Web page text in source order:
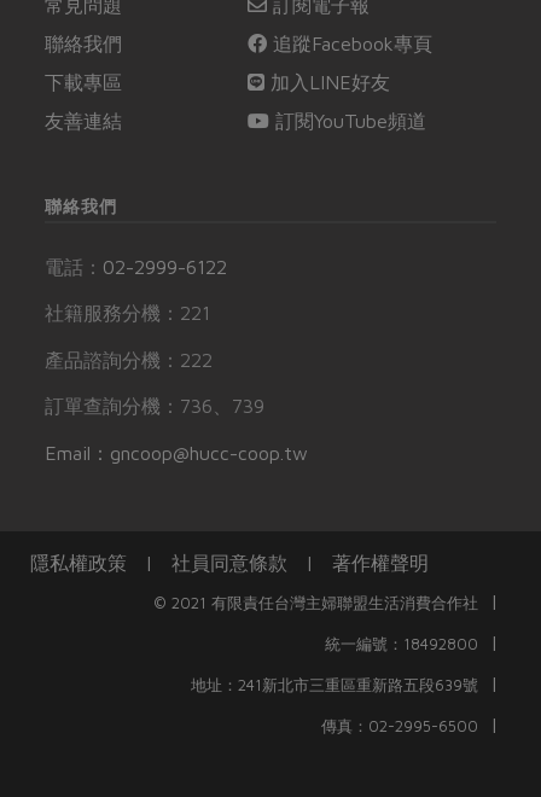
常見問題
聯絡我們
下載專區
友善連結
訂閱電子報
追蹤Facebook專頁
加入LINE好友
訂閱YouTube頻道
聯絡我們
電話： 02-2999-6122
社籍服務分機：221
產品諮詢分機：222
訂單查詢分機：736、739
Email：gncoop@hucc-coop.tw
隱私權政策 | 社員同意條款 | 著作權聲明
© 2021 有限責任台灣主婦聯盟生活消費合作社 |
統一編號：18492800 |
地址：241新北市三重區重新路五段639號 |
傳真：02-2995-6500 |